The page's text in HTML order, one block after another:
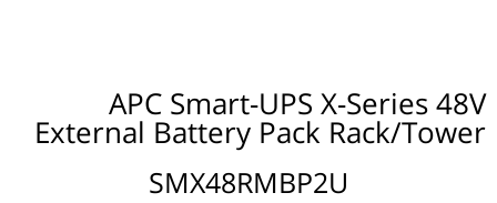
APC Smart-UPS X-Series 48V
External Battery Pack Rack/Tower
SMX48RMBP2U